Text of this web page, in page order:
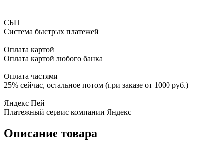
СБП
Система быстрых платежей
Оплата картой
Оплата картой любого банка
Оплата частями
25% сейчас, остальное потом (при заказе от 1000 руб.)
Яндекс Пей
Платежный сервис компании Яндекс
Описание товара